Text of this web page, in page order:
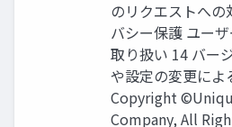
のリクエストへの
バシー保護 ユー
取り扱い 14 バー
や設定の変更によ
Copyright
Company, All